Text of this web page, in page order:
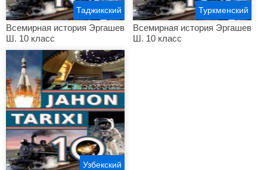
Всемирная история Эргашев
Ш. 10 класс
Таджикский
Всемирная история Эргашев
Ш. 10 класс
Туркменский
Узбекский